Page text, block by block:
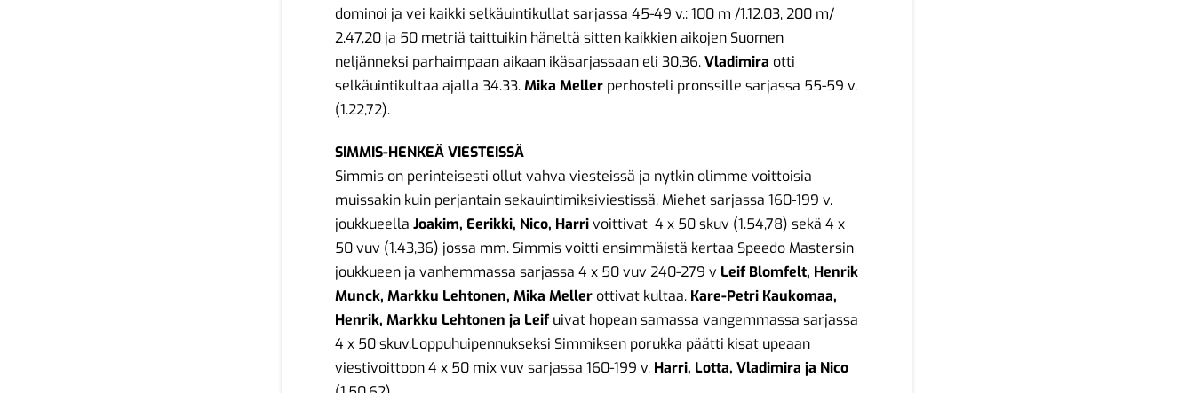
dominoi ja vei kaikki selkäuintikullat sarjassa 45-49 v.: 100 m /1.12.03, 200 m/
2.47,20 ja 50 metriä taittuikin häneltä sitten kaikkien aikojen Suomen
neljänneksi parhaimpaan aikaan ikäsarjassaan eli 30,36.Vladimira otti
selkäuintikultaa ajalla 34.33.Mika Meller perhosteli pronssille sarjassa 55-59 v.
(1.22,72).
SIMMIS-HENKEÄ VIESTEISSÄ
Simmis on perinteisesti ollut vahva viesteissä ja nytkin olimme voittoisia
muissakin kuin perjantain sekauintimiksiviestissä. Miehet sarjassa 160-199 v.
joukkueellaJoakim, Eerikki, Nico, Harrivoittivat 4 x 50 skuv (1.54,78) sekä 4 x
50 vuv (1.43,36) jossa mm. Simmis voitti ensimmäistä kertaa Speedo Mastersin
joukkueen ja vanhemmassa sarjassa 4 x 50 vuv 240-279 v Leif Blomfelt, Henrik
Munck, Markku Lehtonen, Mika Meller ottivat kultaa. Kare-Petri Kaukomaa,
Henrik, Markku Lehtonen ja Leifuivat hopean samassa vangemmassa sarjassa
4 x 50 skuv.Loppuhuipennukseksi Simmiksen porukka päätti kisat upeaan
viestivoittoon 4 x 50 mix vuv sarjassa 160-199 v. Harri, Lotta, Vladimira ja Nico